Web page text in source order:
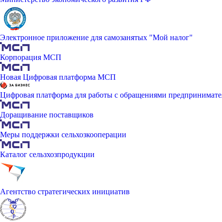
Электронное приложение для самозанятых "Мой налог"
Корпорация МСП
Новая Цифровая платформа МСП
Цифровая платформа для работы с обращениями
Доращивание поставщиков
Меры поддержки сельхозкооперации
Каталог сельзхозпродукции
Агентство стратегических инициатив